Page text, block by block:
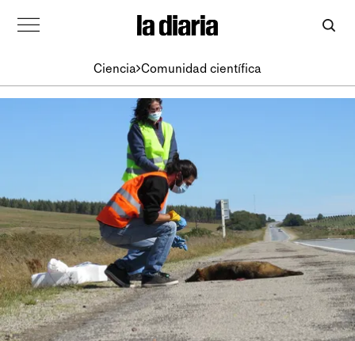
Ciencia Comunidad científica